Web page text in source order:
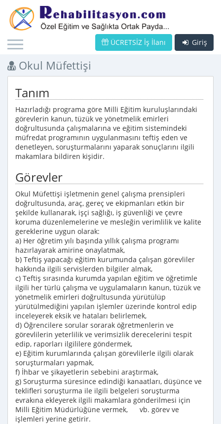
Giriş
ÜCRETSİZ İş İlanı
Okul Müfettişi
Tanım
Hazırladığı programa göre Milli Eğitim kuruluşlarındaki
görevlerin kanun, tüzük ve yönetmelik emirleri
doğrultusunda çalışmalarına ve eğitim sistemindeki
müfredat programının uygulanmasını teftiş eden ve
denetleyen, soruşturmalarını yaparak sonuçlarını ilgili
makamlara bildiren kişidir.
Görevler
Okul Müfettişi işletmenin genel çalışma prensipleri
doğrultusunda, araç, gereç ve ekipmanları etkin bir
şekilde kullanarak, işçi sağlığı, iş güvenliği ve çevre
koruma düzenlemelerine ve mesleğin verimlilik ve kalite
gereklerine uygun olarak:
a) Her öğretim yılı başında yıllık çalışma programı
hazırlayarak amirine onaylatmak,
b) Teftiş yapacağı eğitim kurumunda çalışan görevliler
hakkında ilgili servislerden bilgiler almak,
c) Teftiş sırasında kurumda yapılan eğitim ve öğretimle
ilgili her türlü çalışma ve uygulamaların kanun, tüzük ve
yönetmelik emirleri doğrultusunda yürütülüp
yürütülmediğini yapılan işlemler üzerinde kontrol edip
inceleyerek eksik ve hataları belirlemek,
d) Öğrencilere sorular sorarak öğretmenlerin ve
görevlilerin yeterlilik ve verimsizlik derecelerini tespit
edip, raporları ilgililere göndermek,
e) Eğitim kurumlarında çalışan görevlilerle ilgili olarak
soruşturmaları yapmak,
f) İhbar ve şikayetlerin sebebini araştırmak,
g) Soruşturma süresince edindiği kanaatları, düşünce ve
teklifleri soruşturma ile ilgili belgeleri soruşturma
evrakına ekleyerek ilgili makamlara gönderilmesi için
Milli Eğitim Müdürlüğüne vermek, vb. görev ve
işlemleri yerine getirir.